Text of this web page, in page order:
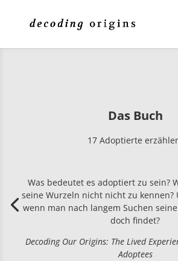
Das Buch
17 Adoptierte
Was bedeutet es adoptiert zu sein?
seine Wurzeln nicht nicht zu kennen?
wenn man nach langem Suchen
doch findet?
Decoding Our Origins: The Lived
Adoptees